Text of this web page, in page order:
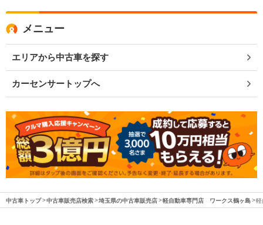
メニュー
エリアから中古車を探す
カーセンサートップへ
中古車トップ 中古車販売店検索 埼玉県の中古車販売店 軽自動車専門店 ワークス鶴ヶ島 軽